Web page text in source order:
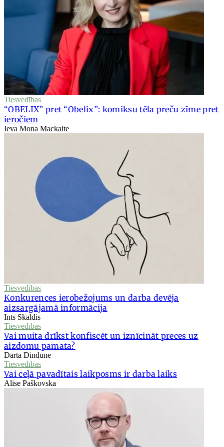
Tiesvedības
“OBELIX” pret “Obelix”: komiksu tēla preču zīme pret
ieročiem
Ieva Mona Mackaite
Tiesvedības
Konkurences ierobežojums un darba devēja
aizsargājamā informācija
Ints Skaldis
Tiesvedības
Vai muita drīkst konfiscēt un iznīcināt preces uz
aizdomu pamata?
Dārta Dindune
Tiesvedības
Vai ceļā pavadītais laikposms ir darba laiks
Alise Paškovska